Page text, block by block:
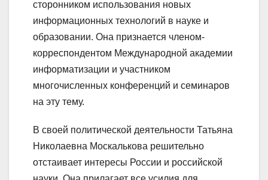
сторонником использования новых
информационных технологий в науке и
образовании. Она признается членом-
корреспондентом Международной академии
информатизации и участником
многочисленных конференций и семинаров
на эту тему.
В своей политической деятельности Татьяна
Николаевна Москалькова решительно
отстаивает интересы России и российской